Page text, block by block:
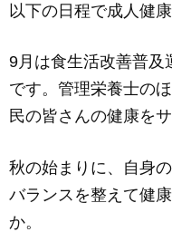
c
e
b
o
k
ail
e
n
g
以下の日程で成人健
9月は食生活改善普及
です。管理栄養士の
民の皆さんの健康を
秋の始まりに、自身
バランスを整えて健
か。